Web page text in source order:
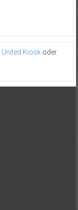
United Kioskoder